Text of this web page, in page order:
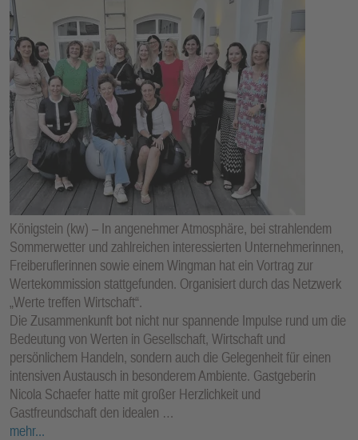
Königstein (kw) – In angenehmer Atmosphäre, bei strahlendem
Sommerwetter und zahlreichen interessierten Unternehmerinnen,
Freiberuflerinnen sowie einem Wingman hat ein Vortrag zur
Wertekommission stattgefunden. Organisiert durch das Netzwerk
„Werte treffen Wirtschaft“.
Die Zusammenkunft bot nicht nur spannende Impulse rund um die
Bedeutung von Werten in Gesellschaft, Wirtschaft und
persönlichem Handeln, sondern auch die Gelegenheit für einen
intensiven Austausch in besonderem Ambiente. Gastgeberin
Nicola Schaefer hatte mit großer Herzlichkeit und
Gastfreundschaft den idealen …
mehr...